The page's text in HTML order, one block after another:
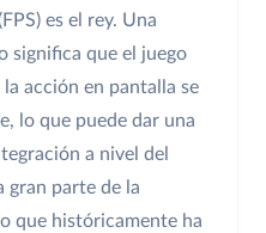
es el rey. Una
significa que el juego
acción en pantalla se
lo que puede dar una
a nivel del
gran parte de la
que históricamente ha